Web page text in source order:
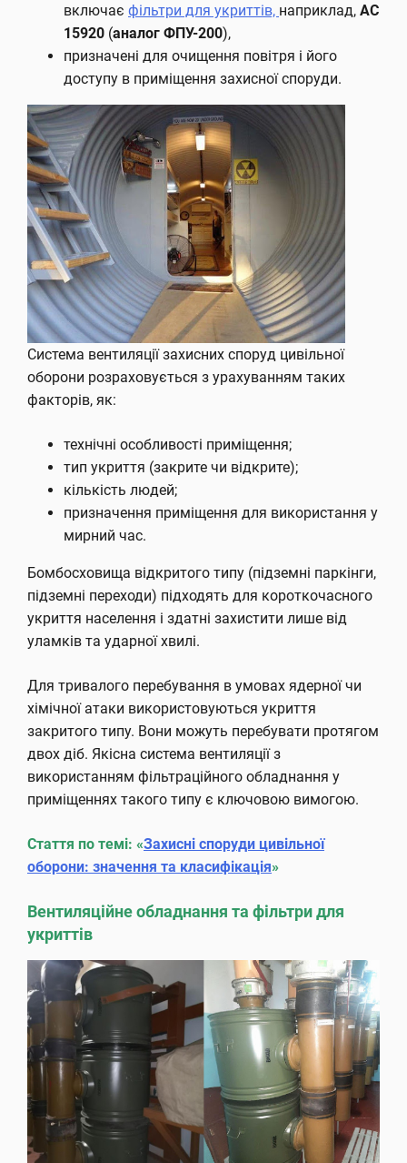
включає фільтри для укриттів, наприклад, АС
15920 (аналог ФПУ-200),
призначені для очищення повітря і його
доступу в приміщення захисної споруди.
Система вентиляції захисних споруд цивільної
оборони розраховується з урахуванням таких
факторів, як:
технічні особливості приміщення;
тип укриття (закрите чи відкрите);
кількість людей;
призначення приміщення для використання у
мирний час.
Бомбосховища відкритого типу (підземні паркінги,
підземні переходи) підходять для короткочасного
укриття населення і здатні захистити лише від
уламків та ударної хвилі.
Для тривалого перебування в умовах ядерної чи
хімічної атаки використовуються укриття
закритого типу. Вони можуть перебувати протягом
двох діб. Якісна система вентиляції з
використанням фільтраційного обладнання у
приміщеннях такого типу є ключовою вимогою.
Стаття по темі: «Захисні споруди цивільної
оборони: значення та класифікація»
Вентиляційне обладнання та фільтри для
укриттів